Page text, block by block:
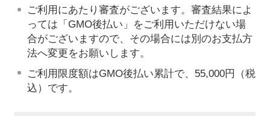
ご利用にあたり審査がございます。審査結果によ
っては「GMO後払い」をご利用いただけない場
合がございますので、その場合には別のお支払方
法へ変更をお願いします。
ご利用限度額はGMO後払い累計で、55,000円（税
込）です。